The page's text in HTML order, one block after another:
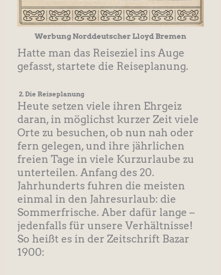
Werbung Norddeutscher Lloyd Bremen
Hatte man das Reiseziel ins Auge
gefasst, startete die Reiseplanung.
2. Die Reiseplanung
Heute setzen viele ihren Ehrgeiz
daran, in möglichst kurzer Zeit viele
Orte zu besuchen, ob nun nah oder
fern gelegen, und ihre jährlichen
freien Tage in viele Kurzurlaube zu
unterteilen. Anfang des 20.
Jahrhunderts fuhren die meisten
einmal in den Jahresurlaub: die
Sommerfrische. Aber dafür lange –
jedenfalls für unsere Verhältnisse!
So heißt es in der Zeitschrift Bazar
1900: